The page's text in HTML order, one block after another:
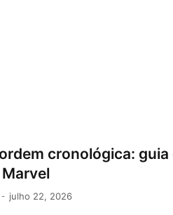
cronológica:
julho 22, 2026